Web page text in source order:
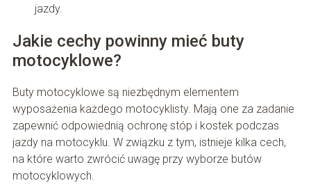
jazdy.
Jakie cechy powinny mieć buty
motocyklowe?
Buty motocyklowe są niezbędnym elementem
wyposażenia każdego motocyklisty. Mają one za zadanie
zapewnić odpowiednią ochronę stóp i kostek podczas
jazdy na motocyklu. W związku z tym, istnieje kilka cech,
na które warto zwrócić uwagę przy wyborze butów
motocyklowych.